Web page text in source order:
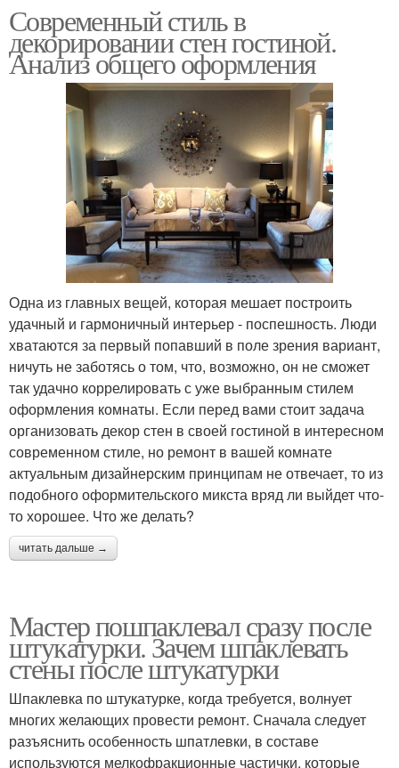
Современный стиль в
декорировании стен гостиной.
Анализ общего оформления
Одна из главных вещей, которая мешает построить
удачный и гармоничный интерьер - поспешность. Люди
хватаются за первый попавший в поле зрения вариант,
ничуть не заботясь о том, что, возможно, он не сможет
так удачно коррелировать с уже выбранным стилем
оформления комнаты. Если перед вами стоит задача
организовать декор стен в своей гостиной в интересном
современном стиле, но ремонт в вашей комнате
актуальным дизайнерским принципам не отвечает, то из
подобного оформительского микста вряд ли выйдет что-
то хорошее. Что же делать?
читать дальше →
Мастер пошпаклевал сразу после
штукатурки. Зачем шпаклевать
стены после штукатурки
Шпаклевка по штукатурке, когда требуется, волнует
многих желающих провести ремонт. Сначала следует
разъяснить особенность шпатлевки, в составе
используются мелкофракционные частички, которые